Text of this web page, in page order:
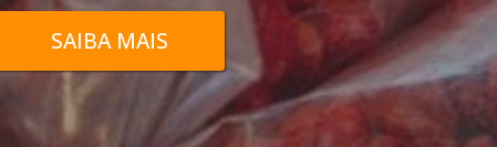
SAIBA MAIS